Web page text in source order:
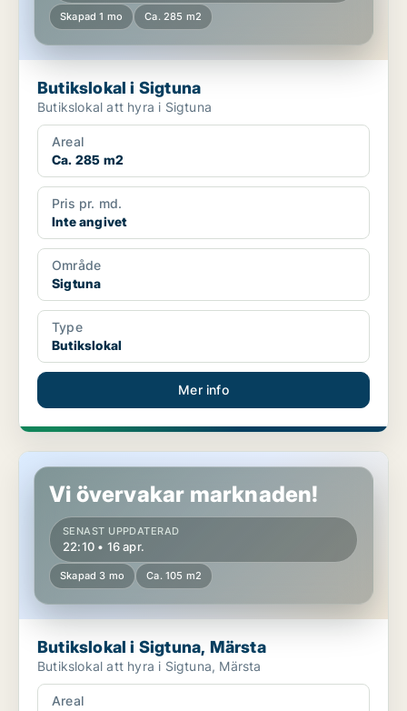
Skapad 1 mo Ca. 285 m2
Butikslokal i Sigtuna
Butikslokal att hyra i Sigtuna
Areal
Ca. 285 m2
Pris pr. md.
Inte angivet
Område
Sigtuna
Type
Butikslokal
Mer info
Butikslokal i Sigtuna, Märsta
Vi övervakar marknaden!
SENAST UPPDATERAD
22:10 • 16 apr.
Skapad 3 mo Ca. 105 m2
Butikslokal i Sigtuna, Märsta
Butikslokal att hyra i Sigtuna, Märsta
Areal